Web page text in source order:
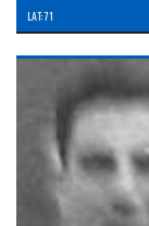
LAT: 71